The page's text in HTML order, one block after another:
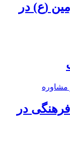
(ع) در
در